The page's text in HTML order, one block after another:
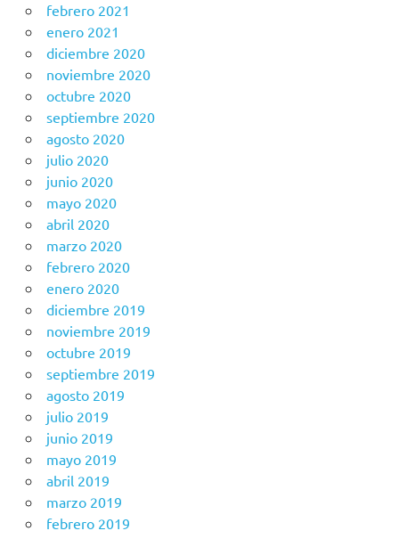
febrero 2021
enero 2021
diciembre 2020
noviembre 2020
octubre 2020
septiembre 2020
agosto 2020
julio 2020
junio 2020
mayo 2020
abril 2020
marzo 2020
febrero 2020
enero 2020
diciembre 2019
noviembre 2019
octubre 2019
septiembre 2019
agosto 2019
julio 2019
junio 2019
mayo 2019
abril 2019
marzo 2019
febrero 2019